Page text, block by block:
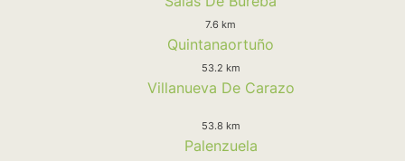
7.6 km
Quintanaortuño
53.2 km
Villanueva De Carazo
53.8 km
Palenzuela